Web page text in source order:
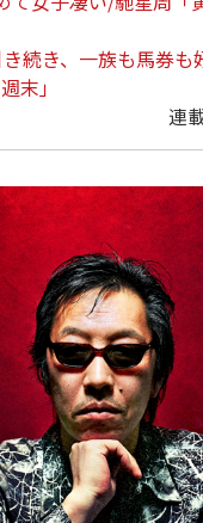
続き、一族も馬券も
末」
連